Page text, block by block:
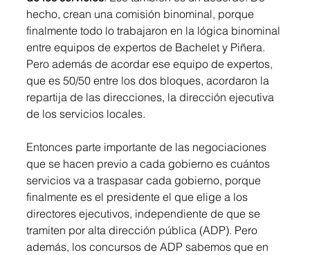
hecho, crean una comisión binominal, porque
finalmente todo lo trabajaron en la lógica binominal
entre equipos de expertos de Bachelet y Piñera.
Pero además de acordar ese equipo de expertos,
que es 50/50 entre los dos bloques, acordaron la
repartija de las direcciones, la dirección ejecutiva
de los servicios locales.
Entonces parte importante de las negociaciones
que se hacen previo a cada gobierno es cuántos
servicios va a traspasar cada gobierno, porque
finalmente es el presidente el que elige a los
directores ejecutivos, independiente de que se
tramiten por alta dirección pública (ADP). Pero
además, los concursos de ADP sabemos que en